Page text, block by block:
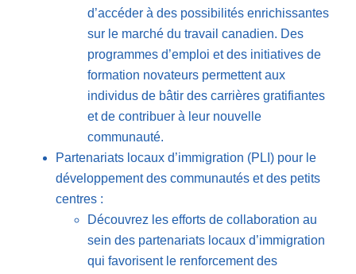
d’accéder à des possibilités enrichissantes
sur le marché du travail canadien. Des
programmes d’emploi et des initiatives de
formation novateurs permettent aux
individus de bâtir des carrières gratifiantes
et de contribuer à leur nouvelle
communauté.
Partenariats locaux d’immigration (PLI) pour le
développement des communautés et des petits
centres :
Découvrez les efforts de collaboration au
sein des partenariats locaux d’immigration
qui favorisent le renforcement des